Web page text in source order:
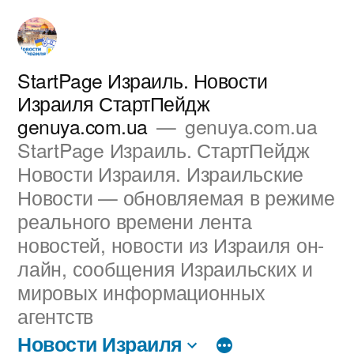
Перейти
содержимому
StartPage Израиль. Новости
Израиля СтартПейдж
genuya.com.ua
genuya.com.ua
StartPage Израиль. СтартПейдж
Новости Израиля. Израильские
Новости — обновляемая в режиме
реального времени лента
новостей, новости из Израиля он-
лайн, сообщения Израильских и
мировых информационных
агентств
Новости Израиля